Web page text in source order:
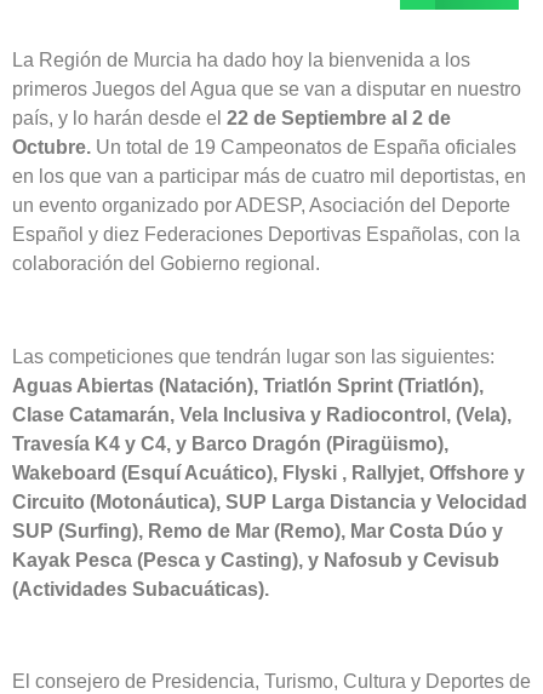
La Región de Murcia ha dado hoy la bienvenida a los
primeros Juegos del Agua que se van a disputar en nuestro
país, y lo harán desde el 22 de Septiembre al 2 de
Octubre. Un total de 19 Campeonatos de España oficiales
en los que van a participar más de cuatro mil deportistas, en
un evento organizado por ADESP, Asociación del Deporte
Español y diez Federaciones Deportivas Españolas, con la
colaboración del Gobierno regional.
Las competiciones que tendrán lugar son las siguientes:
Aguas Abiertas (Natación), Triatlón Sprint (Triatlón),
Clase Catamarán, Vela Inclusiva y Radiocontrol, (Vela),
Travesía K4 y C4, y Barco Dragón (Piragüismo),
Wakeboard (Esquí Acuático), Flyski , Rallyjet, Offshore y
Circuito (Motonáutica), SUP Larga Distancia y Velocidad
SUP (Surfing), Remo de Mar (Remo), Mar Costa Dúo y
Kayak Pesca (Pesca y Casting), y Nafosub y Cevisub
(Actividades Subacuáticas).
El consejero de Presidencia, Turismo, Cultura y Deportes de